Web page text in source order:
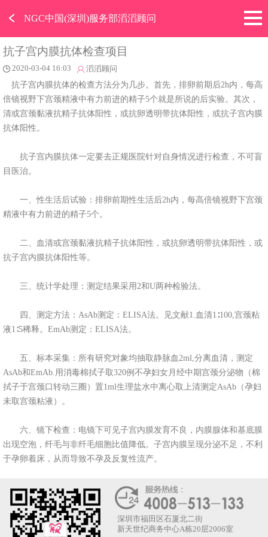
﹤ NGC中国(深圳)服务部滔滔顾问
抗子宫内膜抗体检查项目
2020-03-04 16:03 滔滔顾问
抗子宫内膜抗体的检查方法分为几步。首先，排卵前期后2h内，每高
倍镜视野下宫颈精液中有力前进的精子5个就是所说的后实验。其次，
清或宫颈黏液抗精子抗体阳性，或抗卵透明带抗体阳性，或抗子宫内膜
抗体阳性。
抗子宫内膜抗体一定要去正规医院针对自身情况进行检查，不可盲
目医治。
一、性生活后试验：排卵前期性生活后2h内，每高倍镜视野下宫颈
精液中有力前进的精子5个。
二、血清或宫颈黏液抗精子抗体阳性，或抗卵透明带抗体阳性，或
抗子宫内膜抗体阳性等。
三、统计学处理：测定结果采用2和U两种检验法。
四、测定方法：AsAb测定：ELISA法。见文献1.血清1∶100,宫颈粘
液1∶5稀释。EmAb测定：ELISA法。
五、标本采集：所有研究对象均抽取静脉血2ml,分离血清，测定
AsAb和EmAb.用消毒棉拭子取320例不孕妇女月经中期宫颈分泌物（棉
拭子于宫颈口转动三圈）置1ml生理盐水中离心取上清测定AsAb（孕妇
未取宫颈粘液）。
六、镜下检查：电镜下可见子宫内膜发育不良，内膜腺体和基底膜
出现空泡，纤毛与非纤毛细胞比值降低。子宫内膜呈现分泌不足，不利
于孕卵着床，从而导致不孕及反复性流产。
深圳市福田区石厦北二街
新天世纪商务中心A栋20层2006室